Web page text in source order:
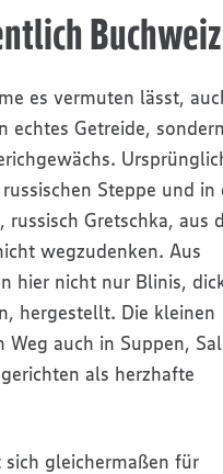
es vermuten lässt,
echtes Getreide,
Steppe und in
russisch Gretschka, aus
wegzudenken. Aus
hier nicht nur Blinis,
hergestellt. Die kleinen
Weg auch in Suppen,
als herzhafte
gleichermaßen für